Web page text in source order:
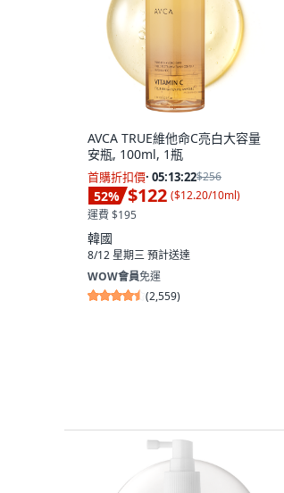
AVCA TRUE維他命C亮白大容量
安瓶, 100ml, 1瓶
首購折扣價· 05:13:21$256
52% $122 ($12.20/10ml)
運費 $195
韓國
8/12 星期三預計送達
WOW會員免運
(2,559)